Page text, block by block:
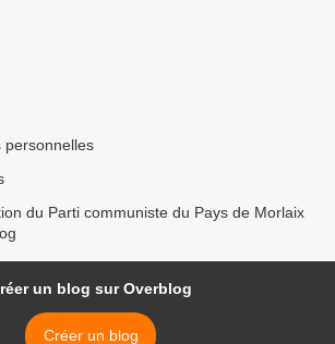
personnelles
du Parti communiste du Pays de Morlaix
un blog sur Overblog
Créer un blog